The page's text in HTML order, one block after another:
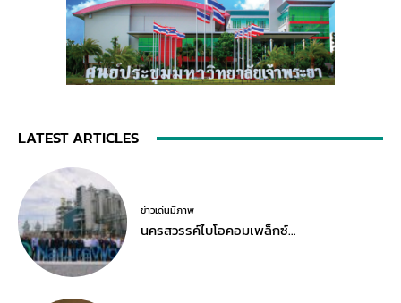
LATEST ARTICLES
ข่าวเด่นมีภาพ
นครสวรรค์ไบโอคอมเพล็กซ์…